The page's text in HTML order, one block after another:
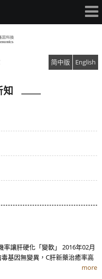
简中版 English
率讓肝硬化「變軟」 2016年02月
基因無變異，C肝新藥治癒率高
more